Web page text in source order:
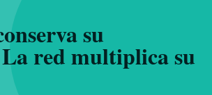
su
red multiplica su